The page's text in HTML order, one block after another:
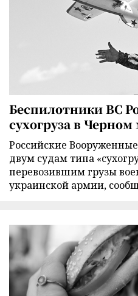
Беспилотники ВС
сухогруза в Черном
Российские
двум судам типа
перевозившим грузы
украинской армии,